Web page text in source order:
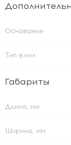
Основание
Тип ёлки
Габариты
Длина, мм
Ширина, мм